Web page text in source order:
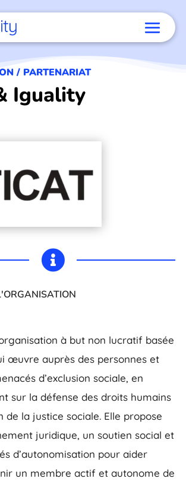
/ PARTENARIAT
Iguality

à but non lucratif basée
œuvre auprès des personnes et
d’exclusion sociale, en
sur la défense des droits humains
de la justice sociale. Elle propose
juridique, un soutien social et
d’autonomisation pour aider
un membre actif et autonome de